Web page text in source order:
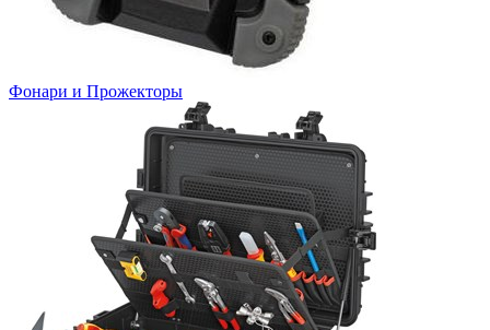
Фонари и Прожекторы